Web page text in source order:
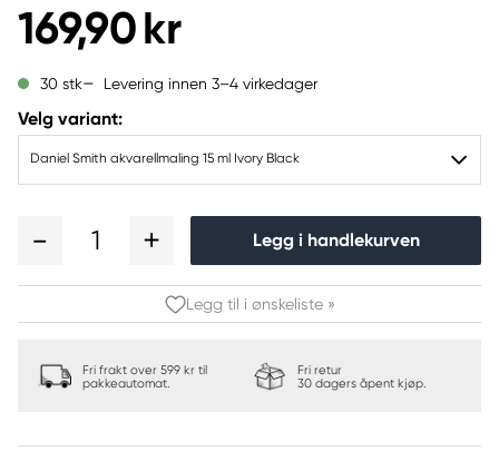
169,90 kr
30 stk Levering innen 3–4 virkedager
Velg variant:
Daniel Smith akvarellmaling 15 ml Ivory Black
1 Legg i handlekurven
Legg til i ønskeliste »
Fri frakt over 599 kr til
pakkeautomat.
Fri retur
30 dagers åpent kjøp.